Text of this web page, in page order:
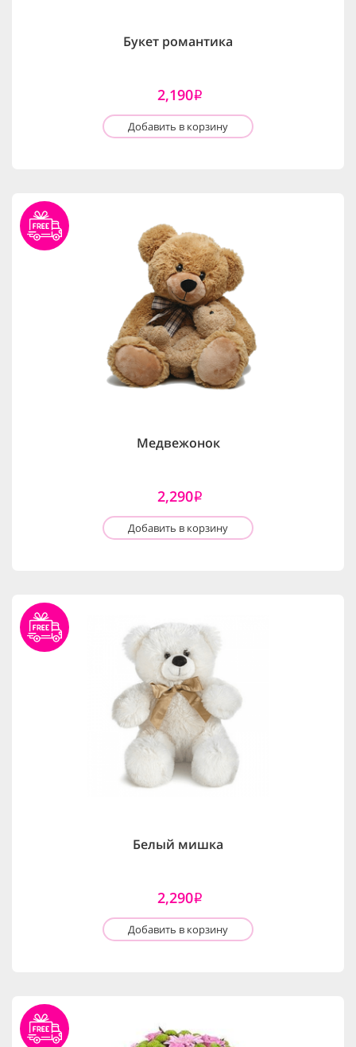
Букет романтика
2,190i
Добавить в корзину
Медвежонок
2,290i
Добавить в корзину
Белый мишка
2,290i
Добавить в корзину